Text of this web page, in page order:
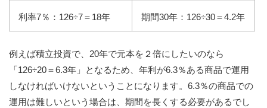
利率7％：126÷7＝18年 期間30年：126÷30＝4.2年
例えば積立投資で、20年で元本を２倍にしたいのなら
「126÷20＝6.3年」となるため、年利が6.3％ある商品で運用
しなければいけないということになります。6.3％の商品での
運用は難しいという場合は、期間を長くする必要があるでし